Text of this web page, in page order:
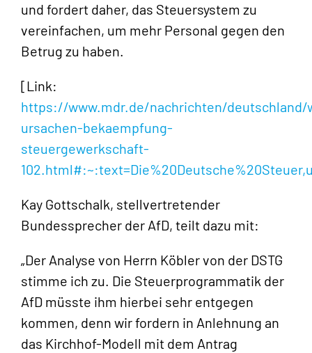
und fordert daher, das Steuersystem zu
vereinfachen, um mehr Personal gegen den
Betrug zu haben.
[Link:
https://www.mdr.de/nachrichten/
ursachen-bekaempfung-
steuergewerkschaft-
Kay Gottschalk, stellvertretender
Bundessprecher der AfD, teilt dazu mit:
„Der Analyse von Herrn Köbler von der DSTG
stimme ich zu. Die Steuerprogrammatik der
AfD müsste ihm hierbei sehr entgegen
kommen, denn wir fordern in Anlehnung an
das Kirchhof-Modell mit dem Antrag